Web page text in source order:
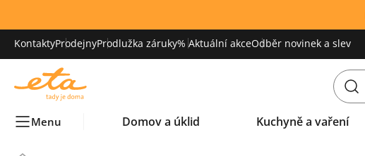
KontaktyProdejnyProdlužka záruky% Aktuální akceOdběr novinek a slev
Menu Domov a úklid Kuchyně a vaření